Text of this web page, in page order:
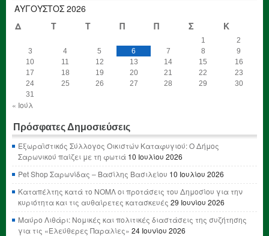
ΑΎΓΟΥΣΤΟΣ 2026
Δ
Τ Τ Π Π Σ Κ
1
2
3
4 5 6 7 8
9
10
11 12 13 14 15
16
17
18 19 20 21 22
23
24
25 26 27 28 29
30
31
« Ιούλ
Πρόσφατες Δημοσιεύσεις
Εξωραϊστικός Σύλλογος Οικιστών Καταφυγιού: Ο Δήμος
Σαρωνικού παίζει με τη φωτιά 10 Ιουλίου 2026
Pet Shop Σαρωνίδας – Βασίλης Βασιλείου 10 Ιουλίου 2026
Καταπέλτης κατά το ΝΟΜΛ οι προτάσεις του Δημοσίου για την
κυριότητα και τις αυθαίρετες κατασκευές 29 Ιουνίου 2026
Μαύρο Λιθάρι: Νομικές και πολιτικές διαστάσεις της συζήτησης
για τις «Ελεύθερες Παραλίες» 24 Ιουνίου 2026